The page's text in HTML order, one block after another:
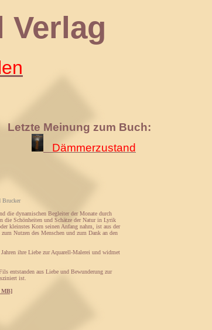
Letzte Meinung zum Buch:
Dämmerzustand
Brucker
die dynamischen Begleiter der Monate durch
die Schönheiten und Schätze der Natur in Lyrik
kleinstes Korn seinen Anfang nahm, ist aus der
Nutzen des Menschen und zum Dank an den
ihre Liebe zur Aquarell-Malerei und widmet
entstanden aus Liebe und Bewunderung zur
ist.
MB]